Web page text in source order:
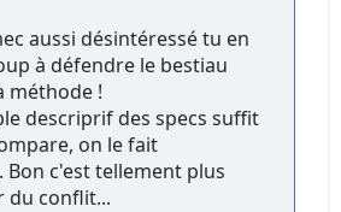
aussi désintéressé tu en
à défendre le bestiau
méthode !
descriprif des specs suffit
on le fait
c'est tellement plus
du conflit...